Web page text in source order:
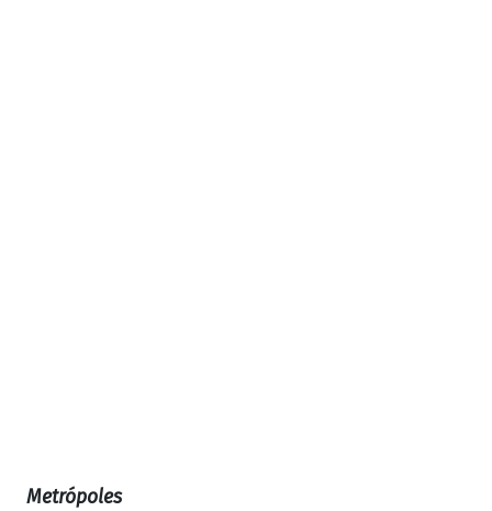
Metrópoles